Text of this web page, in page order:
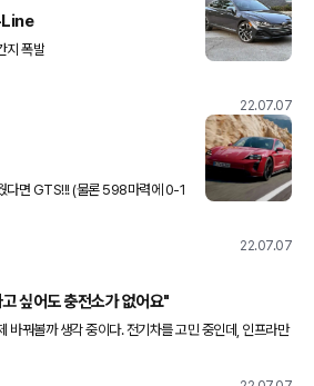
Line
휠 간지 폭발
22.07.07
다면 GTS!!! (물론 598마력에 0-1
22.07.07
싶어도 충전소가 없어요"
바꿔볼까 생각 중이다. 전기차를 고민 중인데, 인프라만
소 찾기가 쉽지 않고, 있다 해도 적은 수의 충전기에 비